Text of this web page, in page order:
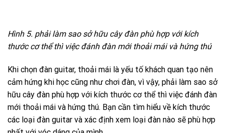
Hình 5. phải làm sao sở hữu cây đàn phù hợp với kích
thước cơ thể thì việc đánh đàn mới thoải mái và hứng thú
Khi chọn đàn guitar, thoải mái là yếu tố khách quan tạo nên
cảm hứng khi học cũng như chơi đàn, vì vậy, phải làm sao sở
hữu cây đàn phù hợp với kích thước cơ thể thì việc đánh đàn
mới thoải mái và hứng thú. Bạn cần tìm hiểu về kích thước
các loại đàn guitar và xác định xem loại đàn nào sẽ phù hợp